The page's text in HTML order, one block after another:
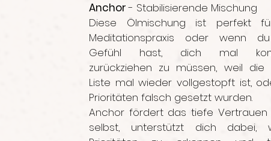
Anchor - Stabilisierende Mischung
Diese Ölmischung ist perfekt
Meditationspraxis oder wenn
Gefühl hast, dich mal
zurückziehen zu müssen, weil
Liste mal wieder vollgestopft ist,
Prioritäten falsch gesetzt wurden.
Anchor fördert das tiefe Vertrauen
selbst, unterstützt dich dabei,